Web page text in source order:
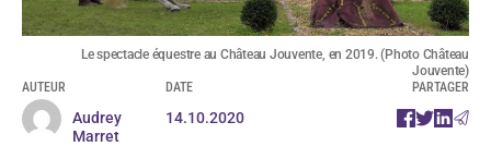
Le spectacle équestre au Château Jouvente, en 2019. (Photo Château
Jouvente)
AUTEUR
Audrey
Marret
DATE
14.10.2020
PARTAGER